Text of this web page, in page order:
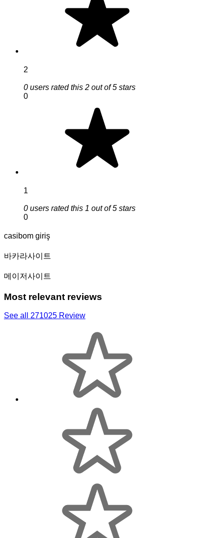
2
0 users rated this 2 out of 5 stars
0
1
0 users rated this 1 out of 5 stars
0
casibom giriş
바카라사이트
메이저사이트
Most relevant reviews
See all 271025 Review